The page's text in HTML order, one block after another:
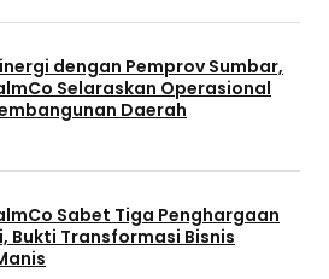
dengan Pemprov Sumbar,
Selaraskan Operasional
Daerah
Sabet Tiga Penghargaan
Bukti Transformasi Bisnis